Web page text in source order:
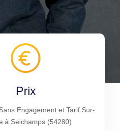
Prix
Engagement et Tarif Sur-
à Seichamps (54280)